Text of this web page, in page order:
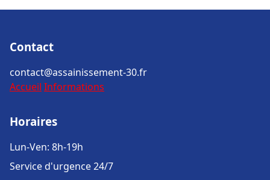
Contact
contact@assainissement-30.fr
Accueil Informations
Horaires
Lun-Ven: 8h-19h
Service d'urgence 24/7